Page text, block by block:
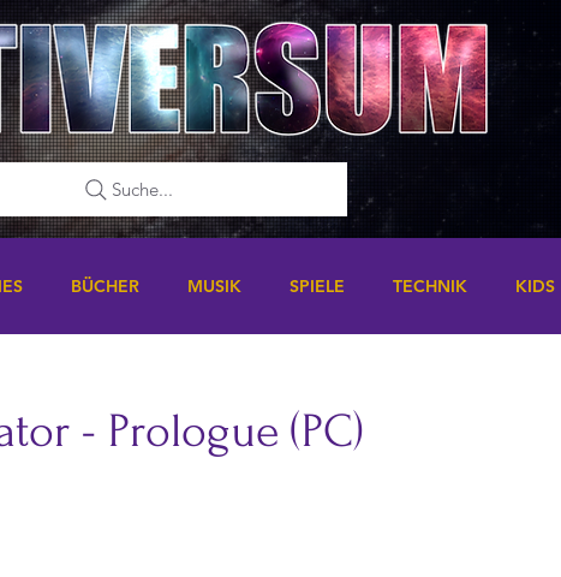
Suche...
BÜCHER MUSIK SPIELE TECHNIK KIDS
- Prologue (PC)